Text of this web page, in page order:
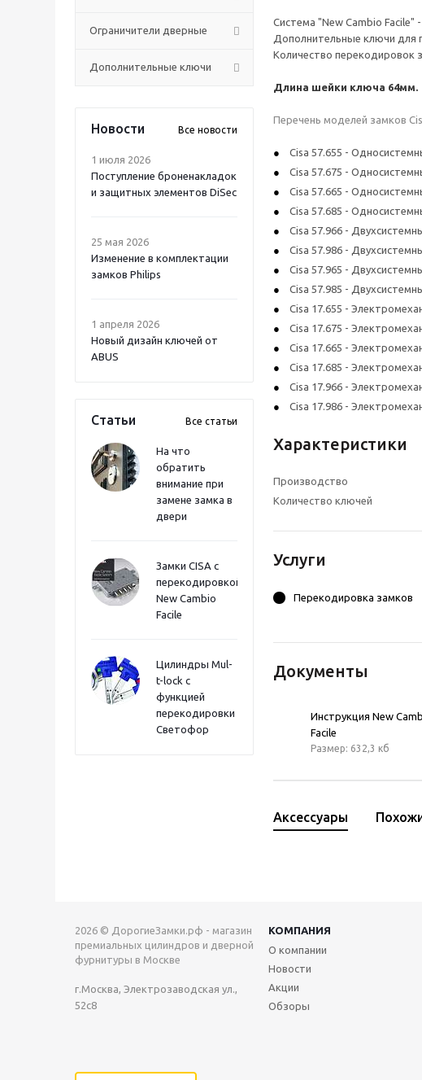
Ограничители дверные
Дополнительные ключи
Новости Все новости
1 июля 2026
Поступление броненакладок
и защитных элементов DiSec
25 мая 2026
Изменение в комплектации
замков Philips
1 апреля 2026
Новый дизайн ключей от
ABUS
Статьи Все статьи
На что
обратить
внимание при
замене замка в
двери
Замки CISA с
перекодировкой
New Cambio
Facile
Цилиндры Mul-
t-lock с
функцией
перекодировки
Светофор
Система "New Cambio Facile"
Дополнительные ключи для
Количество перекодировок
Длина шейки ключа 64мм.
Перечень моделей замков
Cisa 57.655 -
Cisa 57.675 -
Cisa 57.665 -
Cisa 57.685 -
Cisa 57.966 -
Cisa 57.986 -
Cisa 57.965 -
Cisa 57.985 -
Cisa 17.655 -
Cisa 17.675 -
Cisa 17.665 -
Cisa 17.685 -
Cisa 17.966 -
Cisa 17.986 -
Характеристики
Производство
Количество ключей
Услуги
Перекодировка замков
Документы
Инструкция New
Facile
Размер: 632,3 кб
Аксессуары
2026 © ДорогиеЗамки.рф - магазин
премиальных цилиндров и дверной
фурнитуры в Москве
г.Москва, Электрозаводская ул.,
52с8
КОМПАНИЯ
О компании
Новости
Акции
Обзоры